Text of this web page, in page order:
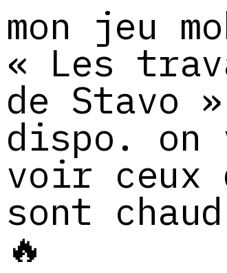
mon jeu
« Les
de Stavo
dispo. on
voir ceux
sont
🔥